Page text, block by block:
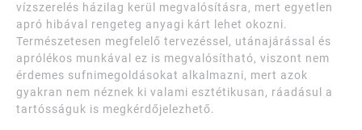
vízszerelés házilag kerül megvalósításra, mert egyetlen
apró hibával rengeteg anyagi kárt lehet okozni.
Természetesen megfelelő tervezéssel, utánajárással és
aprólékos munkával ez is megvalósítható, viszont nem
érdemes sufnimegoldásokat alkalmazni, mert azok
gyakran nem néznek ki valami esztétikusan, ráadásul a
tartósságuk is megkérdőjelezhető.